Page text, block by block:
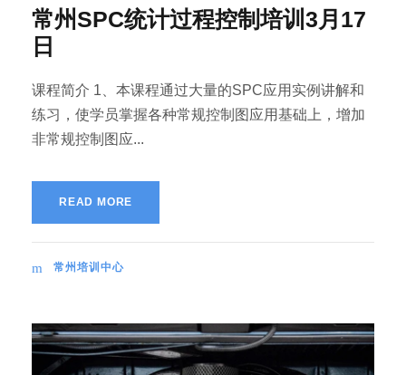
常州SPC统计过程控制培训3月17
日
课程简介 1、本课程通过大量的SPC应用实例讲解和
练习，使学员掌握各种常规控制图应用基础上，增加
非常规控制图应...
READ MORE
常州培训中心